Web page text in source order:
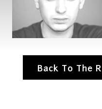
Back To The